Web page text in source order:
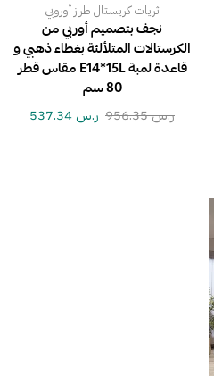
ثريات كريستال طراز أوروبي
نجف بتصميم أوربي من
الكرستالات المتلألئة بغطاء ذهبي و
قاعدة لمبة E14*15L مقاس قطر
80 سم
ر.س956.35 ر.س